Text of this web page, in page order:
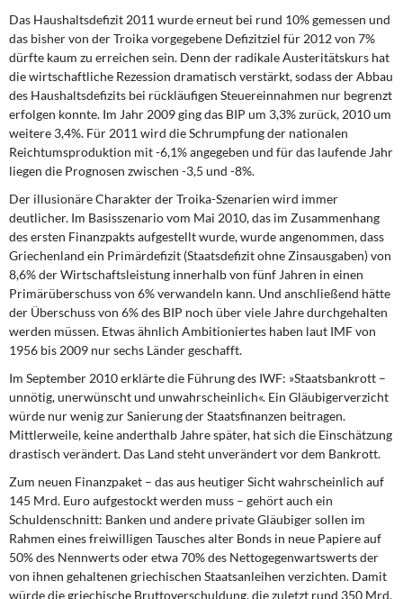
Das Haushaltsdefizit 2011 wurde erneut bei rund 10% gemessen und
das bisher von der Troika vorgegebene Defizitziel für 2012 von 7%
dürfte kaum zu erreichen sein. Denn der radikale Austeritätskurs hat
die wirtschaftliche Rezession dramatisch verstärkt, sodass der Abbau
des Haushaltsdefizits bei rückläufigen Steuereinnahmen nur begrenzt
erfolgen konnte. Im Jahr 2009 ging das BIP um 3,3% zurück, 2010 um
weitere 3,4%. Für 2011 wird die Schrumpfung der nationalen
Reichtumsproduktion mit -6,1% angegeben und für das laufende Jahr
liegen die Prognosen zwischen -3,5 und -8%.
Der illusionäre Charakter der Troika-Szenarien wird immer
deutlicher. Im Basisszenario vom Mai 2010, das im Zusammenhang
des ersten Finanzpakts aufgestellt wurde, wurde angenommen, dass
Griechenland ein Primärdefizit (Staatsdefizit ohne Zinsausgaben) von
8,6% der Wirtschaftsleistung innerhalb von fünf Jahren in einen
Primärüberschuss von 6% verwandeln kann. Und anschließend hätte
der Überschuss von 6% des BIP noch über viele Jahre durchgehalten
werden müssen. Etwas ähnlich Ambitioniertes haben laut IMF von
1956 bis 2009 nur sechs Länder geschafft.
Im September 2010 erklärte die Führung des IWF: »Staatsbankrott –
unnötig, unerwünscht und unwahrscheinlich«. Ein Gläubigerverzicht
würde nur wenig zur Sanierung der Staatsfinanzen beitragen.
Mittlerweile, keine anderthalb Jahre später, hat sich die Einschätzung
drastisch verändert. Das Land steht unverändert vor dem Bankrott.
Zum neuen Finanzpaket – das aus heutiger Sicht wahrscheinlich auf
145 Mrd. Euro aufgestockt werden muss – gehört auch ein
Schuldenschnitt: Banken und andere private Gläubiger sollen im
Rahmen eines freiwilligen Tausches alter Bonds in neue Papiere auf
50% des Nennwerts oder etwa 70% des Nettogegenwartswerts der
von ihnen gehaltenen griechischen Staatsanleihen verzichten. Damit
würde die griechische Bruttoverschuldung, die zuletzt rund 350 Mrd.